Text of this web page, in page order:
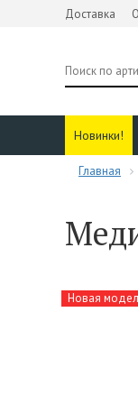
Доставка
Новинки!
Главная
Новая